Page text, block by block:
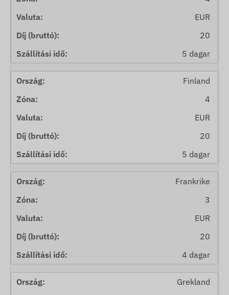
EUR
20
5 dagar
Finland
4
EUR
20
5 dagar
Frankrike
3
EUR
20
4 dagar
Grekland